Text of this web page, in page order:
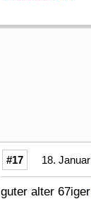
#17 18.
guter alter 67iger